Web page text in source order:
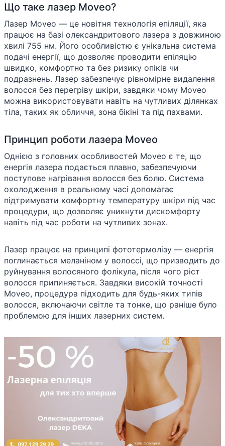
Що таке лазер Moveo?
Лазер Moveo — це новітня технологія епіляції, яка
працює на базі олександритового лазера з довжиною
хвилі 755 нм. Його особливістю є унікальна система
подачі енергії, що дозволяє проводити епіляцію
швидко, комфортно та без ризику опіків чи
подразнень. Лазер забезпечує рівномірне видалення
волосся без перегріву шкіри, завдяки чому Moveo
можна використовувати навіть на чутливих ділянках
тіла, таких як обличчя, зона бікіні та під пахвами.
Принцип роботи лазера Moveo
Однією з головних особливостей Moveo є те, що
енергія лазера подається плавно, забезпечуючи
поступове нагрівання волосся без болю. Система
охолодження в реальному часі допомагає
підтримувати комфортну температуру шкіри під час
процедури, що дозволяє уникнути дискомфорту
навіть під час роботи на чутливих зонах.
Лазер працює на принципі фототермолізу — енергія
поглинається меланіном у волоссі, що призводить до
руйнування волосяного фолікула, після чого ріст
волосся припиняється. Завдяки високій точності
Moveo, процедура підходить для будь-яких типів
волосся, включаючи світле та тонке, що раніше було
проблемою для інших лазерних систем.